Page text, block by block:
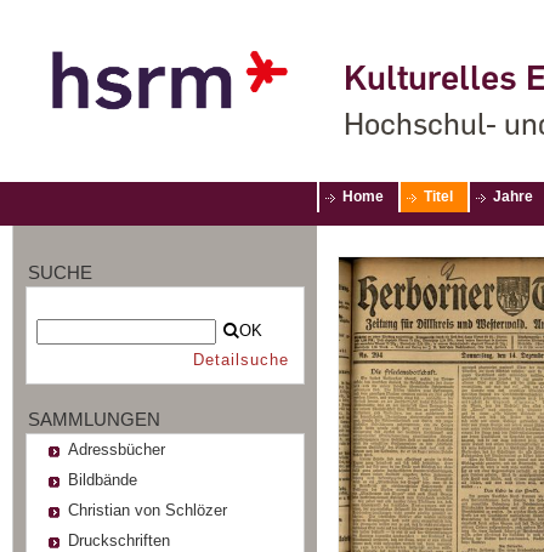
Kulturelles
Hochschul-
Home Titel Jahre
SUCHE
OK
Detailsuche
SAMMLUNGEN
Adressbücher
Bildbände
Christian von Schlözer
Druckschriften